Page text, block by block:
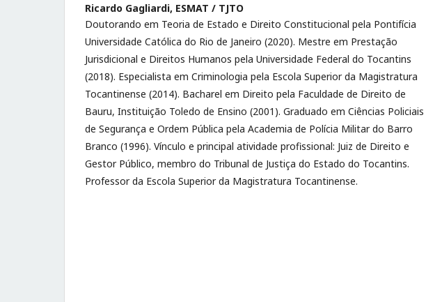
Ricardo Gagliardi, ESMAT / TJTO
Doutorando em Teoria de Estado e Direito Constitucional pela Pontifícia
Universidade Católica do Rio de Janeiro (2020). Mestre em Prestação
Jurisdicional e Direitos Humanos pela Universidade Federal do Tocantins
(2018). Especialista em Criminologia pela Escola Superior da Magistratura
Tocantinense (2014). Bacharel em Direito pela Faculdade de Direito de
Bauru, Instituição Toledo de Ensino (2001). Graduado em Ciências Policiais
de Segurança e Ordem Pública pela Academia de Polícia Militar do Barro
Branco (1996). Vínculo e principal atividade profissional: Juiz de Direito e
Gestor Público, membro do Tribunal de Justiça do Estado do Tocantins.
Professor da Escola Superior da Magistratura Tocantinense.